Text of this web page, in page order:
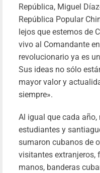
República, Miguel
República Popular
lejos que estemos de
vivo al Comandante
revolucionario ya es
Sus ideas no sólo
mayor valor y
siempre».
Al igual que cada
estudiantes y
sumaron cubanos de
visitantes extranjeros,
manos, banderas